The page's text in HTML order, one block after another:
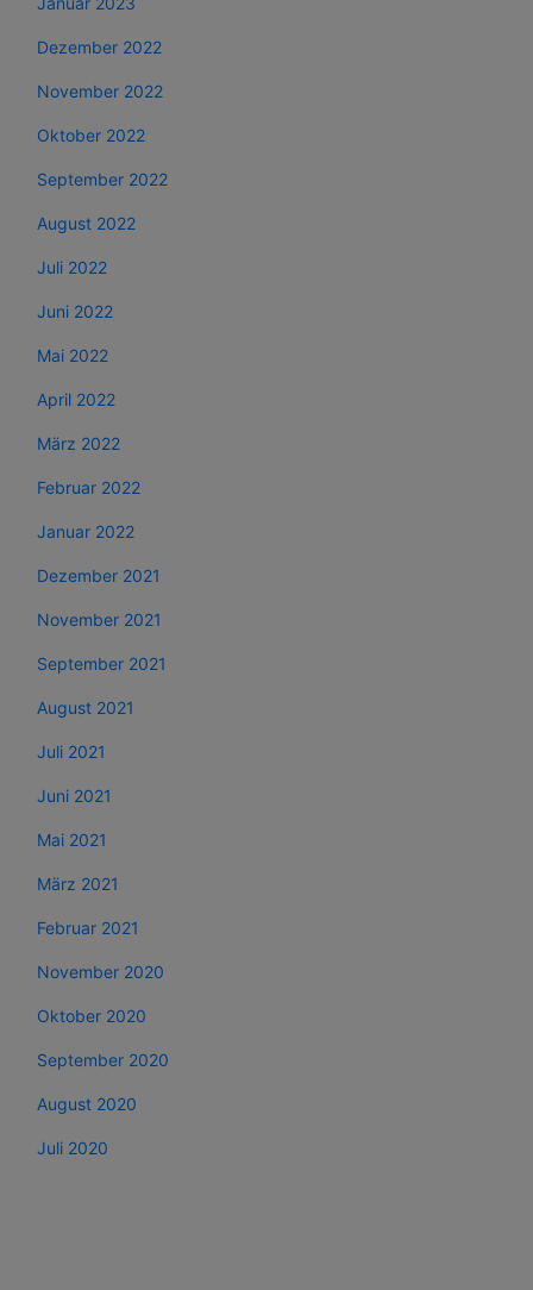
Dezember 2022
November 2022
Oktober 2022
September 2022
August 2022
Juli 2022
Juni 2022
Mai 2022
April 2022
März 2022
Februar 2022
Januar 2022
Dezember 2021
November 2021
September 2021
August 2021
Juli 2021
Juni 2021
Mai 2021
März 2021
Februar 2021
November 2020
Oktober 2020
September 2020
August 2020
Juli 2020